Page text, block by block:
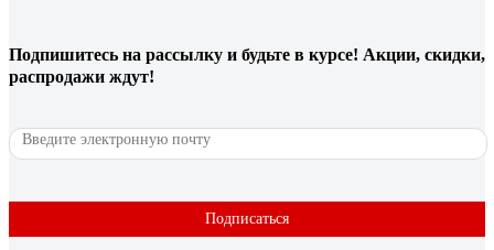
Подпишитесь на рассылку и будьте в курсе! Акции, скидки,
распродажи ждут!
Подписаться